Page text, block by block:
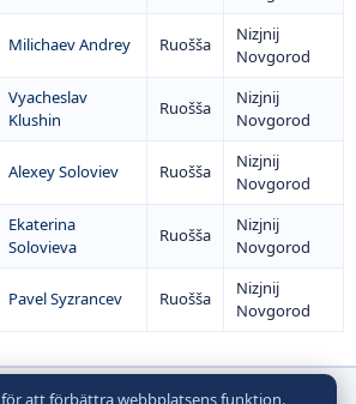
Milichaev Andrey Ruošša
Nizjnij
Novgorod
Vyacheslav
Klushin
Ruošša
Nizjnij
Novgorod
Alexey Soloviev Ruošša
Nizjnij
Novgorod
Ekaterina
Solovieva
Ruošša
Nizjnij
Novgorod
Pavel Syzrancev Ruošša
Nizjnij
Novgorod
Copyright © bordshockeyförbund
för att förbättra webbplatsens funktion.